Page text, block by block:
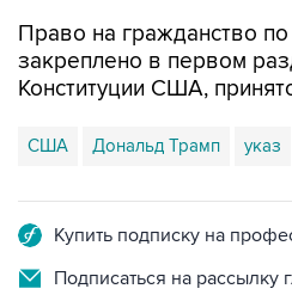
Право на гражданство
закреплено в первом
Конституции США,
США Дональд Трамп указ
Купить подписку на
Подписаться на рассылку